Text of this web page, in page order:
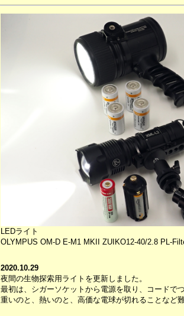
LEDライト
OLYMPUS OM-D E-M1 MKII ZUIKO12-40/2.8 PL-
2020.10.29
夜間の生物探索用ライトを更新しました。
最初は、シガーソケットから電源を取り、コードで
重いのと、熱いのと、高価な電球が切れることなど